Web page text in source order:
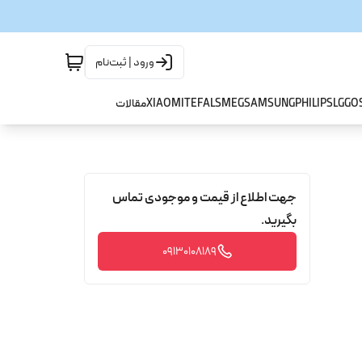
ورود | ثبت‌نام
LG
PHILIPS
SAMSUNG
SMEG
TEFAL
XIAOMIمقالات
جهت اطلاع از قیمت و موجودی تماس
بگیرید.
09130108189